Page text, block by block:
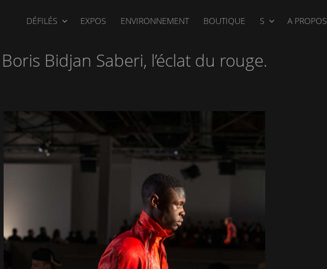
DÉFILÉS EXPOS ENVIRONNEMENT BOUTIQUE S A PROPOS
Boris Bidjan Saberi, l’éclat du rouge.